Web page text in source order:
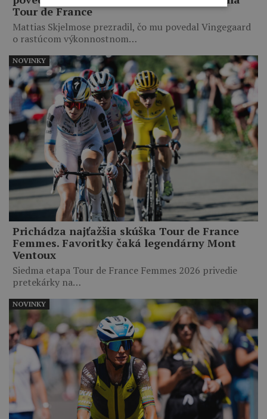
Tour de France
Mattias Skjelmose prezradil, čo mu povedal Vingegaard
o rastúcom výkonnostnom…
Prichádza najťažšia skúška Tour de France
Femmes. Favoritky čaká legendárny Mont
Ventoux
Siedma etapa Tour de France Femmes 2026 privedie
pretekárky na…
NOVINKY
NOVINKY